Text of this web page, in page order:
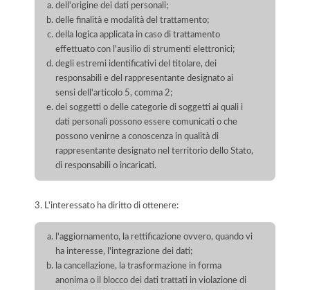
dell'origine dei dati personali;
delle finalità e modalità del trattamento;
della logica applicata in caso di trattamento
effettuato con l'ausilio di strumenti elettronici;
degli estremi identificativi del titolare, dei
responsabili e del rappresentante designato ai
sensi dell'articolo 5, comma 2;
dei soggetti o delle categorie di soggetti ai quali i
dati personali possono essere comunicati o che
possono venirne a conoscenza in qualità di
rappresentante designato nel territorio dello Stato,
di responsabili o incaricati.
3. L'interessato ha diritto di ottenere:
l'aggiornamento, la rettificazione ovvero, quando vi
ha interesse, l'integrazione dei dati;
la cancellazione, la trasformazione in forma
anonima o il blocco dei dati trattati in violazione di